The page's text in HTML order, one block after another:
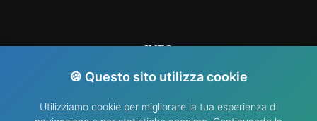
INFO
🍪 Questo sito utilizza cookie
Utilizziamo cookie per migliorare la tua esperienza di